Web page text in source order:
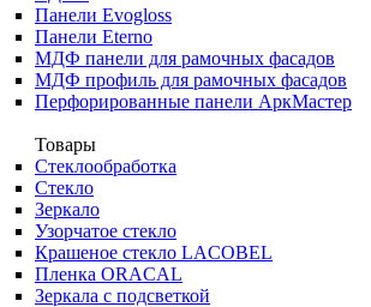
Панели Evogloss
Панели Eterno
МДФ панели для рамочных фасадов
МДФ профиль для рамочных фасадов
Перфорированные панели АркМастер
Товары
Стеклообработка
Стекло
Зеркало
Узорчатое стекло
Крашеное стекло LACOBEL
Пленка ORACAL
Зеркала с подсветкой